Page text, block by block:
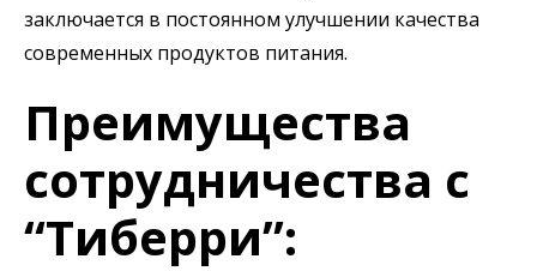
заключается в постоянном улучшении качества
современных продуктов питания.
Преимущества
сотрудничества с
“Тиберри”: